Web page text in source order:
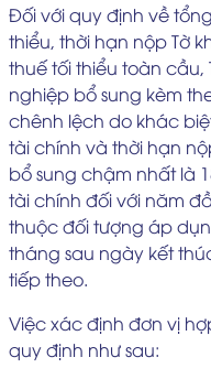
Đối với quy định về
thiểu, thời hạn nộp Tờ
thuế tối thiểu toàn
nghiệp bổ sung kèm
chênh lệch do khác
tài chính và thời hạn
bổ sung chậm nhất là
tài chính đối với năm
thuộc đối tượng áp
tháng sau ngày kết
tiếp theo.
Việc xác định đơn vị
quy định như sau: